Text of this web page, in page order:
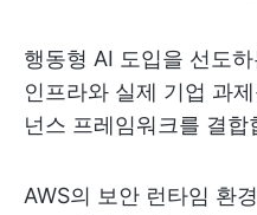
행동형 AI 도입을 선도
인프라와 실제 기업 과
넌스 프레임워크를 결합
AWS의 보안 런타임 환